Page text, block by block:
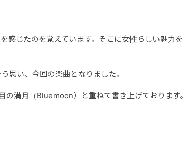
感じたのを覚えています。そこに女性らしい魅力を
思い、今回の楽曲となりました。
満月（Bluemoon）と重ねて書き上げております。